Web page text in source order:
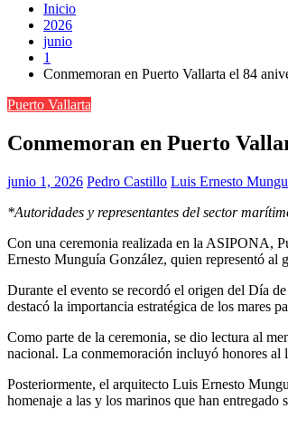
Inicio
2026
junio
1
Conmemoran en Puerto Vallarta el 84
Puerto Vallarta
Conmemoran en Puerto
junio 1, 2026 Pedro Castillo Luis Ernesto
*Autoridades y representantes del sector
Con una ceremonia realizada en la ASIPONA,
Ernesto Munguía González, quien representó al
Durante el evento se recordó el origen del Día
destacó la importancia estratégica de los mares
Como parte de la ceremonia, se dio lectura al
nacional. La conmemoración incluyó honores
Posteriormente, el arquitecto Luis Ernesto
homenaje a las y los marinos que han